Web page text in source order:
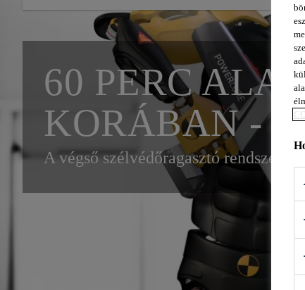
60 PERC
KORÁBAN -
A végső szélvédőragasztó rendszer